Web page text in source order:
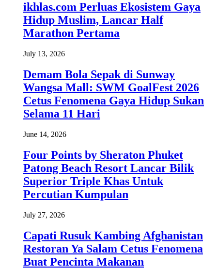
ikhlas.com Perluas Ekosistem Gaya
Hidup Muslim, Lancar Half
Marathon Pertama
July 13, 2026
Demam Bola Sepak di Sunway
Wangsa Mall: SWM GoalFest 2026
Cetus Fenomena Gaya Hidup Sukan
Selama 11 Hari
June 14, 2026
Four Points by Sheraton Phuket
Patong Beach Resort Lancar Bilik
Superior Triple Khas Untuk
Percutian Kumpulan
July 27, 2026
Capati Rusuk Kambing Afghanistan
Restoran Ya Salam Cetus Fenomena
Buat Pencinta Makanan